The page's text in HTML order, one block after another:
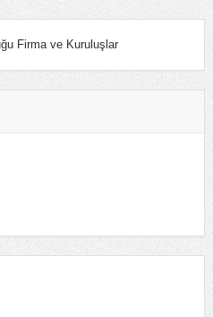
Firma ve Kuruluşlar